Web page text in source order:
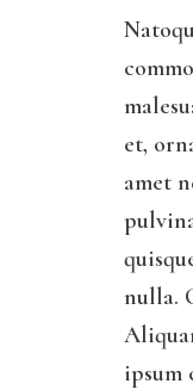
et,
amet
nulla.
ipsum